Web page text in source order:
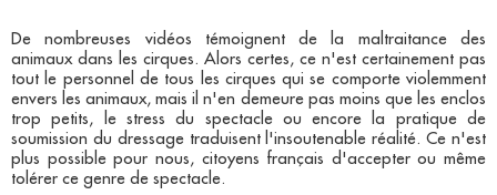
De nombreuses vidéos témoignent de la maltraitance des
animaux dans les cirques. Alors certes, ce n'est certainement pas
tout le personnel de tous les cirques qui se comporte violemment
envers les animaux, mais il n'en demeure pas moins que les enclos
trop petits, le stress du spectacle ou encore la pratique de
soumission du dressage traduisent l'insoutenable réalité. Ce n'est
plus possible pour nous, citoyens français d'accepter ou même
tolérer ce genre de spectacle.